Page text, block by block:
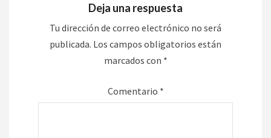
Deja una respuesta
Tu dirección de correo electrónico no será
publicada. Los campos obligatorios están
marcados con *
Comentario *